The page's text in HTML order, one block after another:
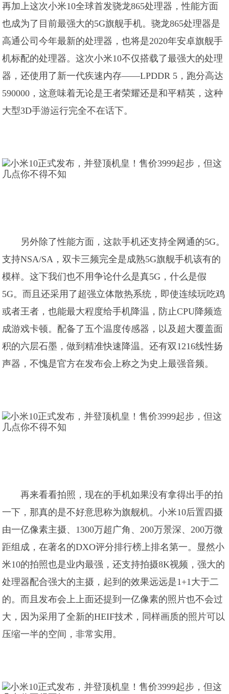
再加上这次小米10全球首发骁龙865处理器，性能方面
也成为了目前最强大的5G旗舰手机。骁龙865处理器是
高通公司今年最新的处理器，也将是2020年安卓旗舰手
机标配的处理器。这次小米10不仅搭载了最强大的处理
器，还使用了新一代疾速内存——LPDDR 5，跑分高达
590000，这意味着无论是王者荣耀还是和平精英，这种
大型3D手游运行完全不在话下。
另外除了性能方面，这款手机还支持全网通的5G。
支持NSA/SA，双卡三频完全是成熟5G旗舰手机该有的
模样。这下我们也不用争论什么是真5G，什么是假
5G。而且还采用了超强立体散热系统，即使连续玩吃鸡
或者王者，也能最大程度给手机降温，防止CPU降频造
成游戏卡顿。配备了五个温度传感器，以及超大覆盖面
积的六层石墨，做到精准快速降温。还有双1216线性扬
声器，不愧是官方在发布会上称之为史上最强音频。
再来看看拍照，现在的手机如果没有拿得出手的拍
一下，那真的是不好意思称为旗舰机。小米10后置四摄
由一亿像素主摄、1300万超广角、200万景深、200万微
距组成，在著名的DXO评分排行榜上排名第一。显然小
米10的拍照也是业内最强，还支持拍摄8K视频，强大的
处理器配合强大的主摄，起到的效果远远是1+1大于二
的。而且发布会上上面还提到一亿像素的照片也不会过
大，因为采用了全新的HEIF技术，同样画质的照片可以
压缩一半的空间，非常实用。